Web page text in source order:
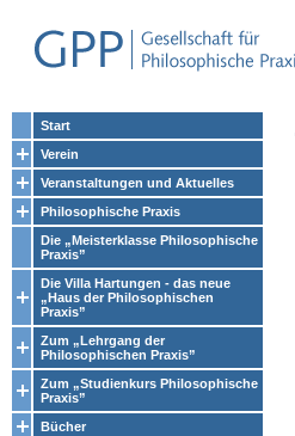
Start
Verein
Veranstaltungen und Aktuelles
Philosophische Praxis
Die „Meisterklasse Philosophische
Praxis”
Die Villa Hartungen - das neue
„Haus der Philosophischen
Praxis”
Zum „Lehrgang der
Philosophischen Praxis”
Zum „Studienkurs Philosophische
Praxis”
Bücher